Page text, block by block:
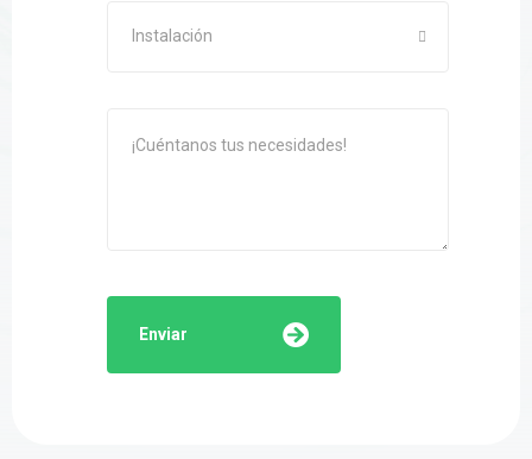
Instalación
Enviar